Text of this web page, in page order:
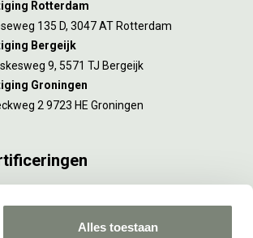
Alles toestaan
Rotterdam
135 D, 3047 AT Rotterdam
Bergeijk
9, 5571 TJ Bergeijk
Groningen
2 9723 HE Groningen
en Culemborg.